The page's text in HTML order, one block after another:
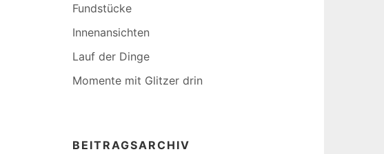
Fundstücke
Innenansichten
Lauf der Dinge
Momente mit Glitzer drin
BEITRAGSARCHIV